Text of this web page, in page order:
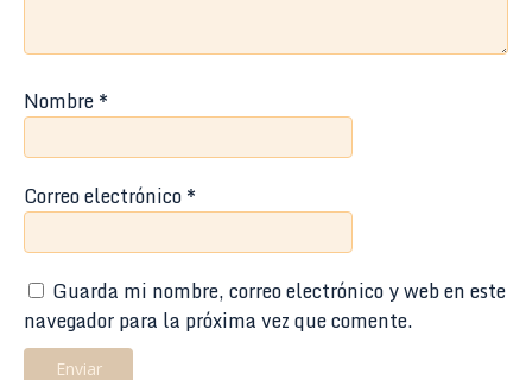
Nombre*
Correo electrónico*
Guarda mi nombre, correo electrónico y web en este
navegador para la próxima vez que comente.